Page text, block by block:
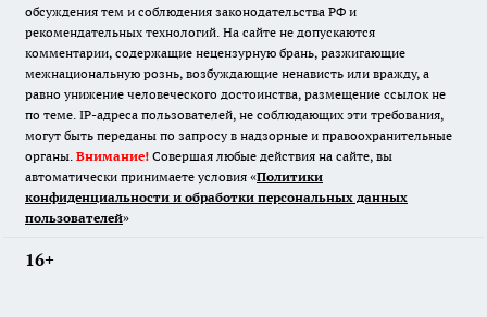
обсуждения тем и соблюдения законодательства РФ и
рекомендательных технологий. На сайте не допускаются
комментарии, содержащие нецензурную брань, разжигающие
межнациональную рознь, возбуждающие ненависть или вражду, а
равно унижение человеческого достоинства, размещение ссылок не
по теме. IP-адреса пользователей, не соблюдающих эти требования,
могут быть переданы по запросу в надзорные и правоохранительные
органы. Внимание! Совершая любые действия на сайте, вы
автоматически принимаете условия «Политики
конфиденциальности и обработки персональных данных
пользователей»
16+